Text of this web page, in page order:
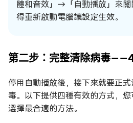
體和音效」→「自動播放」來關
得重新啟動電腦讓設定生效。
第二步：完整清除病毒
停用自動播放後，接下來就要正
毒。以下提供四種有效的方式，
選擇最合適的方法。